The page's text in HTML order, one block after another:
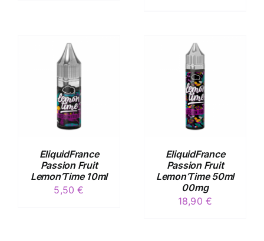
EliquidFrance
Passion Fruit
Lemon’Time 10ml
5,50€
DÉTAILS
EliquidFrance
Passion Fruit
Lemon’Time 50ml
00mg
18,90€